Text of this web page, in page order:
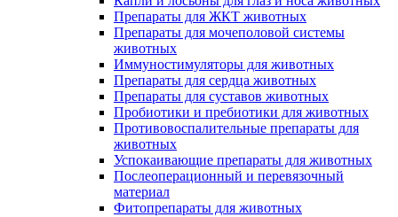
Препараты для ЖКТ животных
Препараты для мочеполовой системы
животных
Иммуностимуляторы для животных
Препараты для сердца животных
Препараты для суставов животных
Пробиотики и пребиотики для животных
Противовоспалительные препараты для
животных
Успокаивающие препараты для животных
Послеоперационный и перевязочный
материал
Фитопрепараты для животных